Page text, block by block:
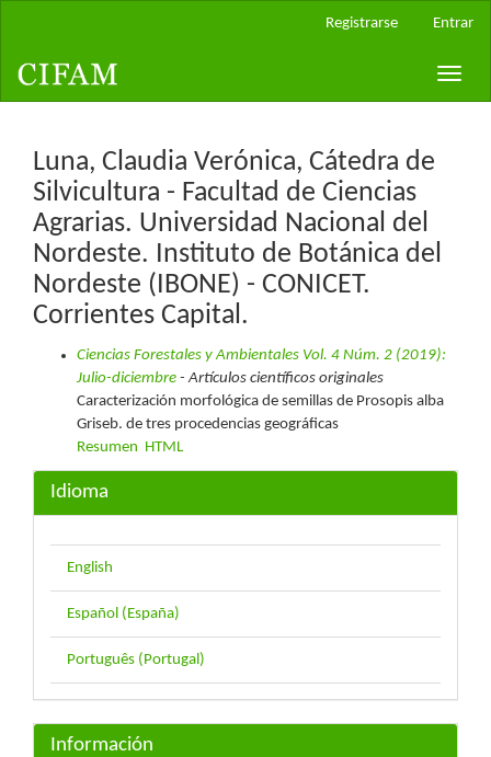
principal
Barra
Registrarse Entrar
Toggle
Luna, Claudia Verónica, Cátedra de
Silvicultura - Facultad de Ciencias
Agrarias. Universidad Nacional del
Nordeste. Instituto de Botánica del
Nordeste (IBONE) - CONICET.
Corrientes Capital.
Ciencias Forestales y Ambientales Vol. 4 Núm. 2 (2019):
Julio-diciembre - Artículos científicos originales
Caracterización morfológica de semillas de Prosopis alba
Griseb. de tres procedencias geográficas
Resumen HTML
Idioma
English
Español (España)
Português (Portugal)
Información